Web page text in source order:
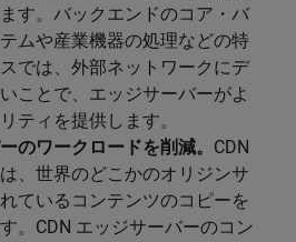
す。バックエンドのコア・バ
ムや産業機器の処理などの特
では、外部ネットワークにデ
ことで、エッジサーバーがよ
ティを提供します。
のワークロードを削減。 CDN
、世界のどこかのオリジンサ
ているコンテンツのコピーを
。CDN エッジサーバーのコン